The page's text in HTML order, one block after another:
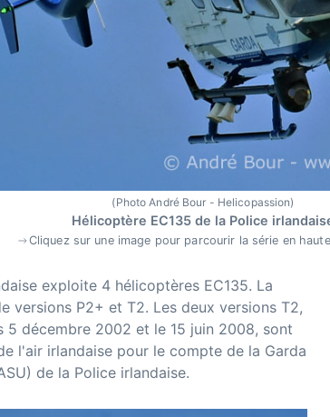
(Photo André Bour - Helicopassion)
Hélicoptère EC135 de la Police
Cliquez sur une image pour parcourir la série en
exploite 4 hélicoptères EC135. La
versions P2+ et T2. Les deux versions T2,
5 décembre 2002 et le 15 juin 2008, sont
l'air irlandaise pour le compte de la Garda
de la Police irlandaise.